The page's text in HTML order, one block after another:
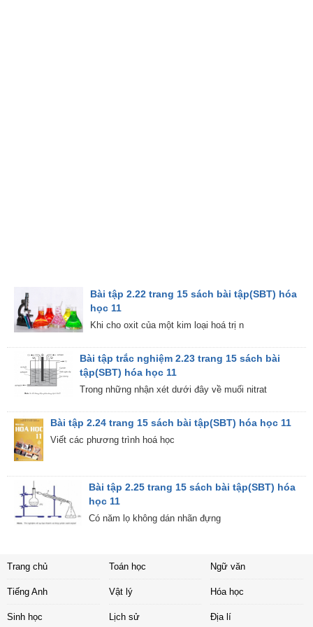
Bài tập 2.22 trang 15 sách bài tập(SBT) hóa
học 11
Khi cho oxit của một kim loại hoá trị n
Bài tập trắc nghiệm 2.23 trang 15 sách bài
tập(SBT) hóa học 11
Trong những nhận xét dưới đây về muối nitrat
Bài tập 2.24 trang 15 sách bài tập(SBT) hóa học 11
Viết các phương trình hoá học
Bài tập 2.25 trang 15 sách bài tập(SBT) hóa
học 11
Có năm lọ không dán nhãn đựng
Trang chủ Toán học Ngữ văn
Tiếng Anh Vật lý Hóa học
Sinh học Lịch sử Địa lí